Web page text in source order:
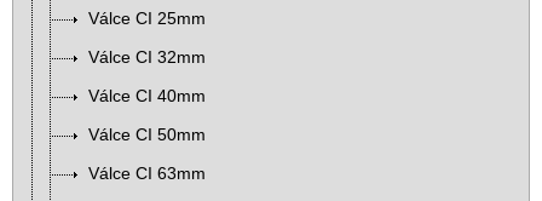
Válce CI 25mm
Válce CI 32mm
Válce CI 40mm
Válce CI 50mm
Válce CI 63mm